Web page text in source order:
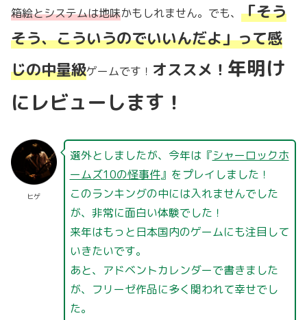
箱絵とシステムは地味かもしれません。でも、 「そう
そう、こういうのでいいんだよ」って感
じの中量級ゲームです！ オススメ！ 年明け
にレビューします！
ヒゲ
選外としましたが、今年は『シャーロックホ
ームズ10の怪事件』をプレイしました！
このランキングの中には入れませんでした
が、非常に面白い体験でした！
来年はもっと日本国内のゲームにも注目して
いきたいです。
あと、アドベントカレンダーで書きました
が、フリーゼ作品に多く関われて幸せでし
た。